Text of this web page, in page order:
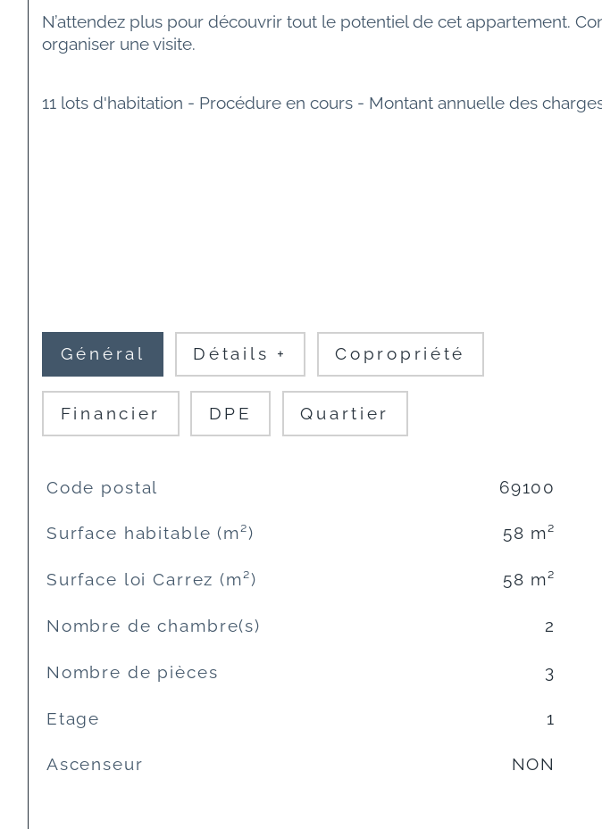
N’attendez plus pour découvrir tout le potentiel de cet appartement.
organiser une visite.
11 lots d'habitation - Procédure en cours - Montant annuelle des
Général Détails + Copropriété
Financier DPE Quartier
TRAD_SIROCCO_Caracteristique
Code postal 69100
Surface habitable (m²) 58 m²
Surface loi Carrez (m²) 58 m²
Nombre de chambre(s) 2
Nombre de pièces 3
Etage 1
Ascenseur NON